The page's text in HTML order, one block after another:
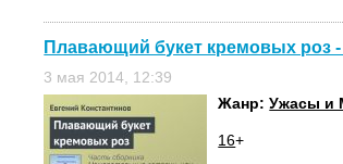
Плавающий букет кремовых роз
3 мая 2014, 12:39
Жанр:Ужасы и
16+